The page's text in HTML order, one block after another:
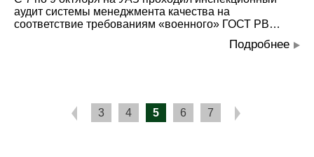
аудит системы менеджмента качества на
соответствие требованиям «военного» ГОСТ РВ…
Подробнее
3 4 5 6 7